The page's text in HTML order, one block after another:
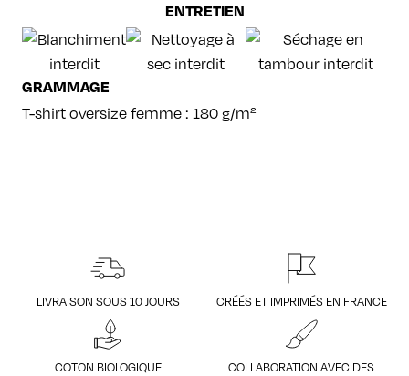
ENTRETIEN
GRAMMAGE
T-shirt oversize femme : 180 g/m²
LIVRAISON SOUS 10 JOURS CRÉÉS ET IMPRIMÉS EN FRANCE
COTON BIOLOGIQUE
COLLABORATION AVEC DES